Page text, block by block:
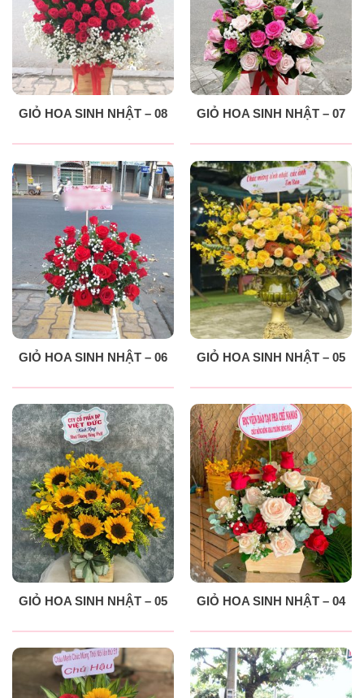
GIỎ HOA SINH NHẬT – 08 GIỎ HOA SINH NHẬT – 07
GIỎ HOA SINH NHẬT – 06 GIỎ HOA SINH NHẬT – 05
GIỎ HOA SINH NHẬT – 05 GIỎ HOA SINH NHẬT – 04